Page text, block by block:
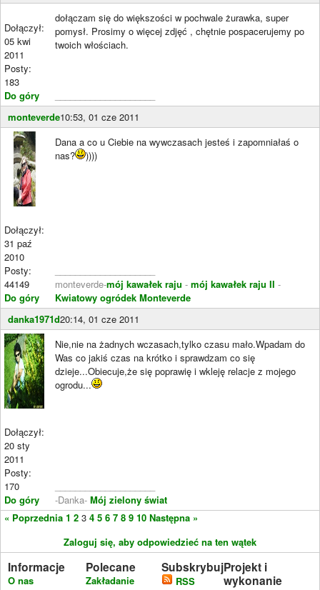
Dołączył:
05 kwi
2011
Posty:
183
Do góry
dołączam się do większości w pochwale żurawka, super
pomysł. Prosimy o więcej zdjęć , chętnie pospacerujemy po
twoich włościach.
monteverde10:53, 01 cze 2011
Dołączył:
31 paź
2010
Posty:
44149
Do góry
Dana a co u Ciebie na wywczasach jesteś i zapomniałaś o
nas?
))))
monteverde-mój kawałek raju - mój kawałek raju II -
Kwiatowy ogródek Monteverde
danka1971d20:14, 01 cze 2011
Dołączył:
20 sty
2011
Posty:
170
Do góry
Nie,nie na żadnych wczasach,tylko czasu mało.Wpadam do
Was co jakiś czas na krótko i sprawdzam co się
dzieje...Obiecuje,że się poprawię i wkleję relacje z mojego
ogrodu...
-Danka- Mój zielony świat
« Poprzednia 1 2 3 4 5 6 7 8 9 10 Następna »
Zaloguj się, aby odpowiedzieć na ten wątek
Informacje
O nas
Polecane
Zakładanie
Subskrybuj
RSS
Projekt i
wykonanie